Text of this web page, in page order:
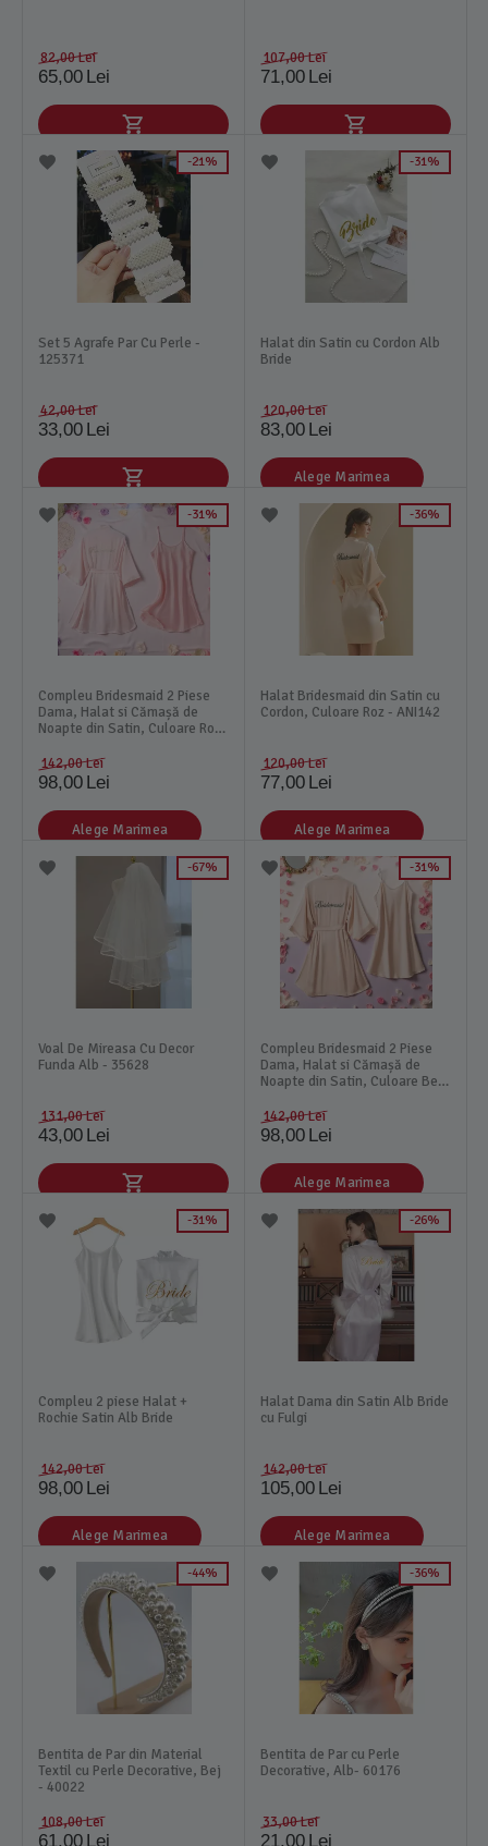
82,00Lei
65,00 Lei
107,00Lei
71,00 Lei
21%
Set 5 Agrafe Par Cu Perle -
125371
42,00Lei
33,00 Lei
31%
Halat din Satin cu Cordon Alb
Bride
120,00Lei
83,00 Lei
Alege Marimea
31%
Compleu Bridesmaid 2 Piese
Dama, Halat si Cămașă de
Noapte din Satin, Culoare Roz
142,00Lei
98,00 Lei
Alege Marimea
36%
Halat Bridesmaid din Satin cu
Cordon, Culoare Roz - ANI142
120,00Lei
77,00 Lei
Alege Marimea
67%
Voal De Mireasa Cu Decor
Funda Alb - 35628
131,00Lei
43,00 Lei
31%
Compleu Bridesmaid 2 Piese
Dama, Halat si Cămașă de
Noapte din Satin, Culoare Bej
142,00Lei
98,00 Lei
Alege Marimea
31%
Compleu 2 piese Halat +
Rochie Satin Alb Bride
142,00Lei
98,00 Lei
Alege Marimea
26%
Halat Dama din Satin Alb Bride
cu Fulgi
142,00Lei
105,00 Lei
Alege Marimea
44%
Bentita de Par din Material
Textil cu Perle Decorative, Bej
- 40022
108,00Lei
61,00 Lei
36%
Bentita de Par cu Perle
Decorative, Alb- 60176
33,00Lei
21,00 Lei